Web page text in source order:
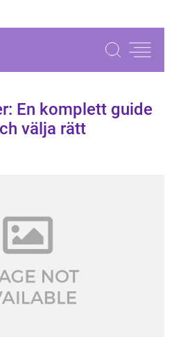
En komplett guide
välja rätt